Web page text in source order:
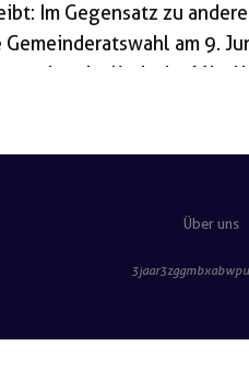
Im Gegensatz zu
am 9.
im Kreis der
Über uns